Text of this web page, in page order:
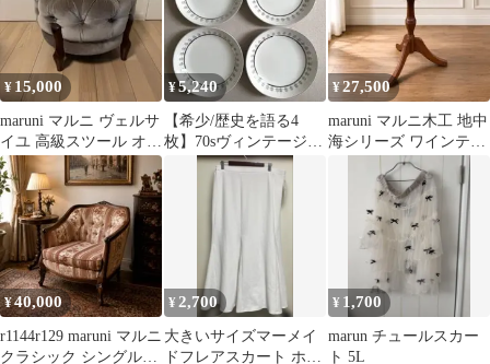
¥ 15,000
maruni マルニ ヴェルサ
イユ 高級スツール オッ
トマン 猫脚 ヴベルベッ
ト
¥5,240
【希少/歴史を語る4
枚】70sヴィンテージ
Maruni 深皿 幾何学モダ
¥27,500
maruni マルニ木工 地中
海シリーズ ワインテー
ブル サイドテーブル 天
¥40,000
r1144r129 maruni マルニ
クラシック シングルソ
¥ 2,700
大きいサイズマーメイ
ドフレアスカート ホワ
¥ 1,700
marun チュールスカー
ト 5L